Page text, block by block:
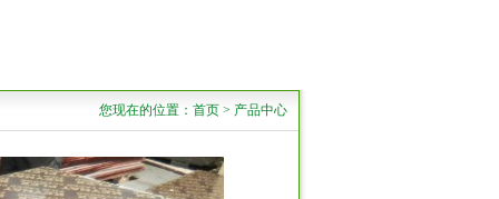
您现在的位置：首页 > 产品中心